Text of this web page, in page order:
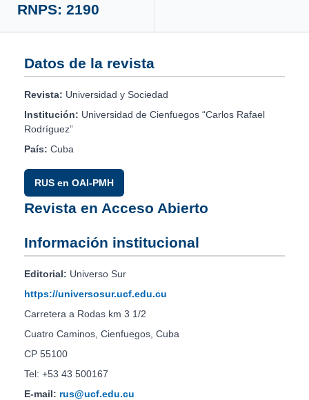
RNPS: 2190
Datos de la revista
Revista: Universidad y Sociedad
Institución: Universidad de Cienfuegos “Carlos Rafael
Rodríguez”
País: Cuba
RUS en OAI-PMH
Revista en Acceso Abierto
Información institucional
Editorial: Universo Sur
https://universosur.ucf.edu.cu
Carretera a Rodas km 3 1/2
Cuatro Caminos, Cienfuegos, Cuba
CP 55100
Tel: +53 43 500167
E-mail: rus@ucf.edu.cu